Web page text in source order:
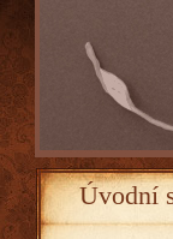
Úvodní